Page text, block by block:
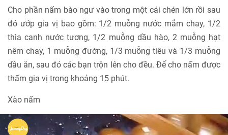
Cho phần nấm bào ngư vào trong một cái chén lớn rồi sau
đó ướp gia vị bao gồm: 1/2 muỗng nước mắm chay, 1/2
thìa canh nước tương, 1/2 muỗng dầu hào, 2 muỗng hạt
nêm chay, 1 muỗng đường, 1/3 muỗng tiêu và 1/3 muỗng
dầu ăn, sau đó các bạn trộn lên cho đều. Để cho nấm được
thấm gia vị trong khoảng 15 phút.
Xào nấm